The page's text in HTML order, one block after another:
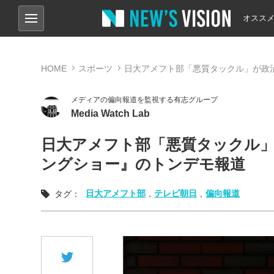
オスス
HOME スポーツ 日大アメフト部「悪質タックル」が
メディアの偏向報道を監視する有志グループ
Media Watch Lab
日大アメフト部「悪質タックル
ングショー』のトンデモ報道
タグ： 日大アメフト部 テレビ朝日 偏向報道